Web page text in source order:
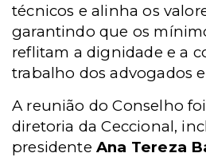
técnicos e alinha os
garantindo que os
reflitam a dignidade e a
trabalho dos advogados
A reunião do Conselho
diretoria da Ceccional,
presidenteAna Tereza